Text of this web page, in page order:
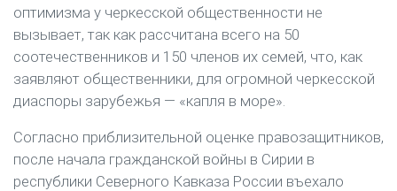
оптимизма у черкесской общественности не
вызывает, так как рассчитана всего на 50
соотечественников и 150 членов их семей, что, как
заявляют общественники, для огромной черкесской
диаспоры зарубежья — «капля в море».
Согласно приблизительной оценке правозащитников,
после начала гражданской войны в Сирии в
республики Северного Кавказа России въехало